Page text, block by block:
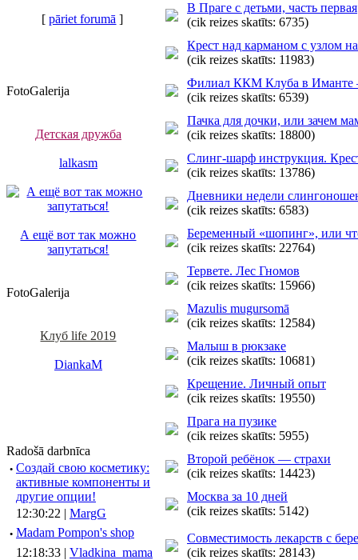
[pāriet forumā ]
FotoGalerija
Детская дружба
lalkasm
А ещё вот так можно
запутаться!
FotoGalerija
Клуб life 2019
DiankaM
Radošā darbnīca
· Создай свою косметику:
активные компоненты и
другие опции!
12:30:22 | MargG
· Madam Pompon's shop
12:18:33 | Vladkina_mama
В Праге с детьми, часть первая
(cik reizes skatīts: 6735)
Крест над карманом с узлом
(cik reizes skatīts: 11983)
Филиал ККМ Клуба в
(cik reizes skatīts: 6539)
Пачка для дочки, или зачем
(cik reizes skatīts: 18800)
Слинг-шарф инструкция.
(cik reizes skatīts: 13786)
Дневники недели
(cik reizes skatīts: 6583)
Беременный «шопинг», или
(cik reizes skatīts: 22764)
Тервете. Лес Гномов
(cik reizes skatīts: 15966)
Mazulis mugursomā
(cik reizes skatīts: 12584)
Малыш в рюкзаке
(cik reizes skatīts: 10681)
Крещение. Личный опыт
(cik reizes skatīts: 19550)
Прага на пузике
(cik reizes skatīts: 5955)
Второй ребёнок — страхи
(cik reizes skatīts: 14423)
Москва за 10 дней
(cik reizes skatīts: 5142)
Совместимость лекарств c
(cik reizes skatīts: 28143)